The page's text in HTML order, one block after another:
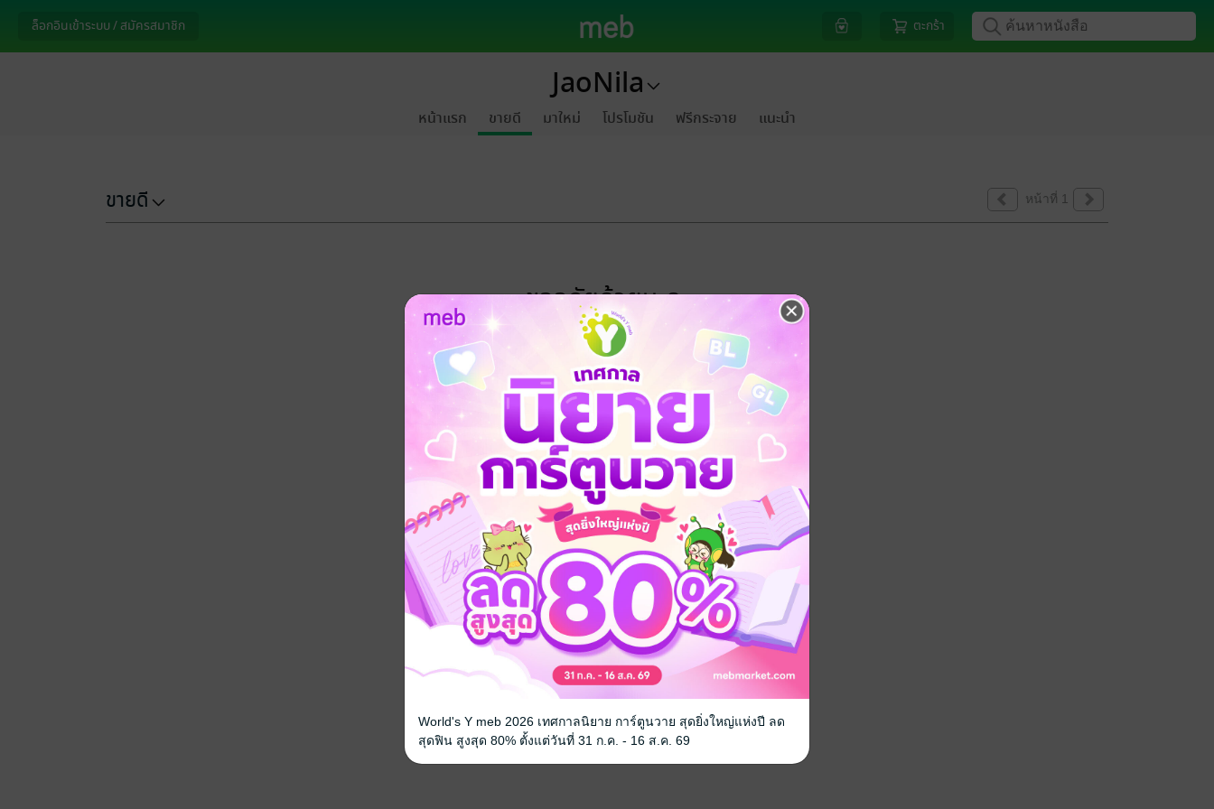
ล็อกอินเข้าระบบ / สมัครสมาชิก ตะกร้า
JaoNila
หน้าแรก ขายดี มาใหม่ โปรโมชัน ฟรีกระจาย แนะนำ
ขายดี หน้าที่ 1
ขออภัยด้วยนะคะ
ไม่พบข้อมูลในหัวข้อที่คุณกำลังชมค่ะ
World's Y meb 2026 เทศกาลนิยาย การ์ตูนวาย สุดยิ่งใหญ่แห่งปี ลด
สุดฟิน สูงสุด 80% ตั้งแต่วันที่ 31 ก.ค. - 16 ส.ค. 69